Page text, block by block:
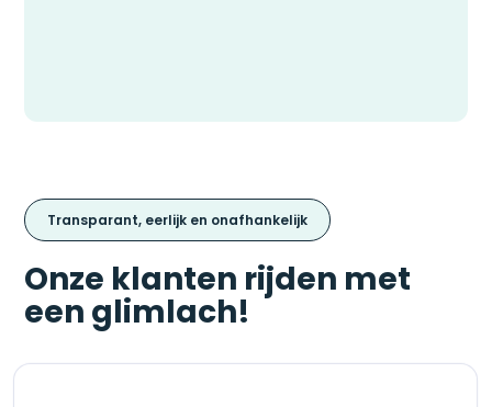
Transparant, eerlijk en onafhankelijk
Onze klanten rijden met
een glimlach!